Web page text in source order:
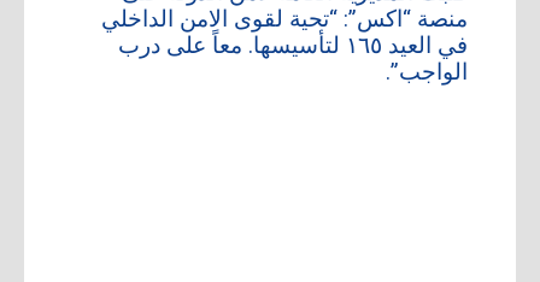
مواضيع
منصة “اكس”: “تحية لقوى الامن الداخلي
في العيد ١٦٥ لتأسيسها. معاً على درب
الواجب”.